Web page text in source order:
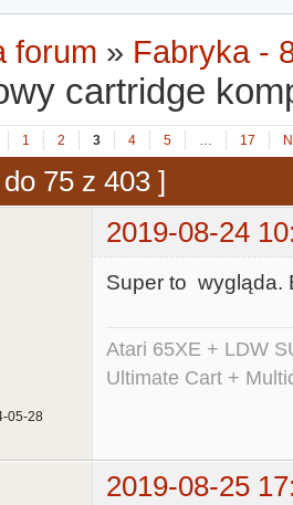
forum » Fabryka -
cartridge
1 2 3 4 5 … 17
75 z 403 ]
2019-08-24
05-28
Super to wygląda.
Atari 65XE + LDW
Ultimate Cart +
2019-08-25